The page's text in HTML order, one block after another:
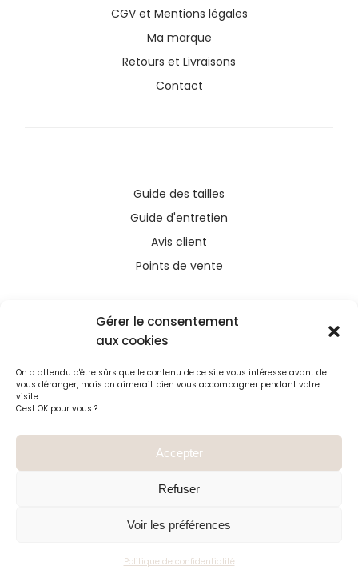
Gérer le consentement
aux cookies
On a attendu d'être sûrs que le contenu de ce site vous intéresse avant de
vous déranger, mais on aimerait bien vous accompagner pendant votre
visite...
C'est OK pour vous ?
Accepter
Refuser
Voir les préférences
Politique de confidentialité
CGVet Mentions légales
Ma marque
Retours et Livraisons
Contact
Guide des tailles
Guide d'entretien
Avis client
Points de vente
UE), dans le cadre de la réponse de l’Union
européenne à la pandémie COVID-19. L’Europe
s’engage à La Réunion
line bijoux, tous droits réservés